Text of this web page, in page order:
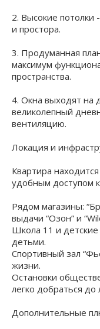
2. Высокие
и простора.
3. Продуманная
максимум
пространства.
4. Окна выходят на
великолепный
вентиляцию.
Локация и
Квартира
удобным доступом
Рядом магазины:
выдачи “Oзон” и
Школа 11 и
детьми.
Спортивный зал
жизни.
Остановки
легко добраться
Дополнительные